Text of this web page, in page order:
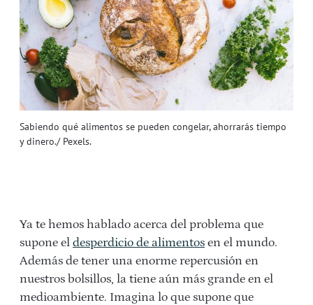
Sabiendo qué alimentos se pueden congelar, ahorrarás tiempo
y dinero./ Pexels.
Ya te hemos hablado acerca del problema que
supone el desperdicio de alimentos en el mundo.
Además de tener una enorme repercusión en
nuestros bolsillos, la tiene aún más grande en el
medioambiente. Imagina lo que supone que